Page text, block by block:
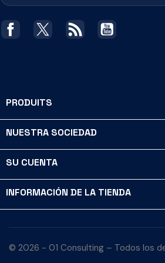
FacebookTwitter Rss
PRODUITS
NUESTRA SOCIEDAD
SU CUENTA
INFORMACIÓN DE LA TIENDA
© 2026 - 01 Consulting – Todos los